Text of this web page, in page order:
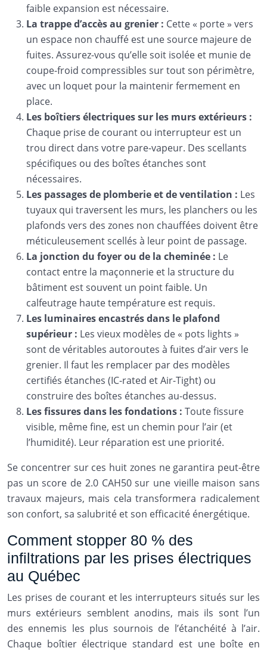
faible expansion est nécessaire.
La trappe d’accès au grenier : Cette « porte » vers
un espace non chauffé est une source majeure de
fuites. Assurez-vous qu’elle soit isolée et munie de
coupe-froid compressibles sur tout son périmètre,
avec un loquet pour la maintenir fermement en
place.
Les boîtiers électriques sur les murs extérieurs :
Chaque prise de courant ou interrupteur est un
trou direct dans votre pare-vapeur. Des scellants
spécifiques ou des boîtes étanches sont
nécessaires.
Les passages de plomberie et de ventilation : Les
tuyaux qui traversent les murs, les planchers ou les
plafonds vers des zones non chauffées doivent être
méticuleusement scellés à leur point de passage.
La jonction du foyer ou de la cheminée : Le
contact entre la maçonnerie et la structure du
bâtiment est souvent un point faible. Un
calfeutrage haute température est requis.
Les luminaires encastrés dans le plafond
supérieur : Les vieux modèles de « pots lights »
sont de véritables autoroutes à fuites d’air vers le
grenier. Il faut les remplacer par des modèles
certifiés étanches (IC-rated et Air-Tight) ou
construire des boîtes étanches au-dessus.
Les fissures dans les fondations : Toute fissure
visible, même fine, est un chemin pour l’air (et
l’humidité). Leur réparation est une priorité.
Se concentrer sur ces huit zones ne garantira peut-être
pas un score de 2.0 CAH50 sur une vieille maison sans
travaux majeurs, mais cela transformera radicalement
son confort, sa salubrité et son efficacité énergétique.
Comment stopper 80 % des
infiltrations par les prises électriques
au Québec
Les prises de courant et les interrupteurs situés sur les
murs extérieurs semblent anodins, mais ils sont l’un
des ennemis les plus sournois de l’étanchéité à l’air.
Chaque boîtier électrique standard est une boîte en